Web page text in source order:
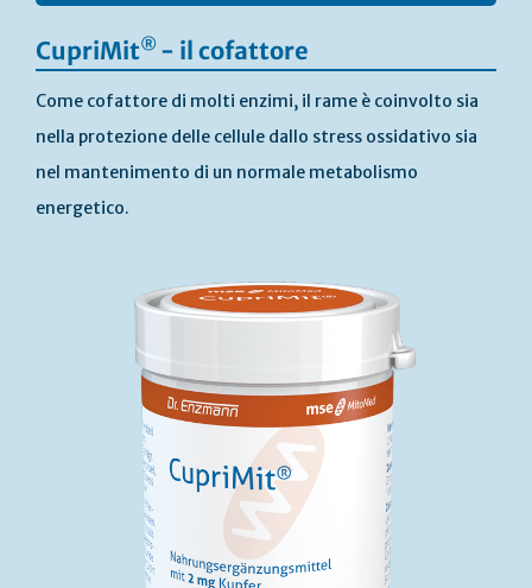
della
galleria
CupriMit® - il cofattore
Come cofattore di molti enzimi, il rame è coinvolto sia
nella protezione delle cellule dallo stress ossidativo sia
nel mantenimento di un normale metabolismo
energetico.